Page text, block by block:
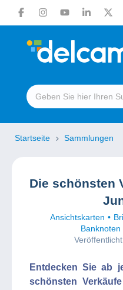
Startseite Sammlungen
Die schönsten
Ansichtskarten
Banknoten
Entdecken Sie ab
schönsten